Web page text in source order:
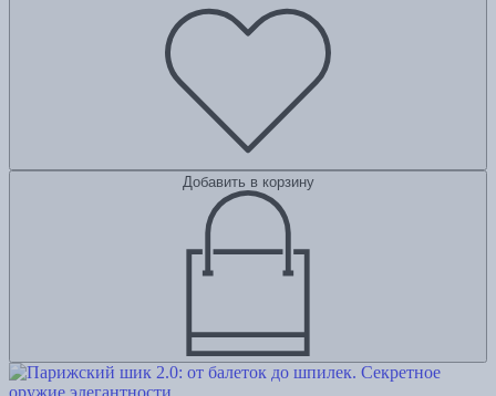
Добавить в корзину